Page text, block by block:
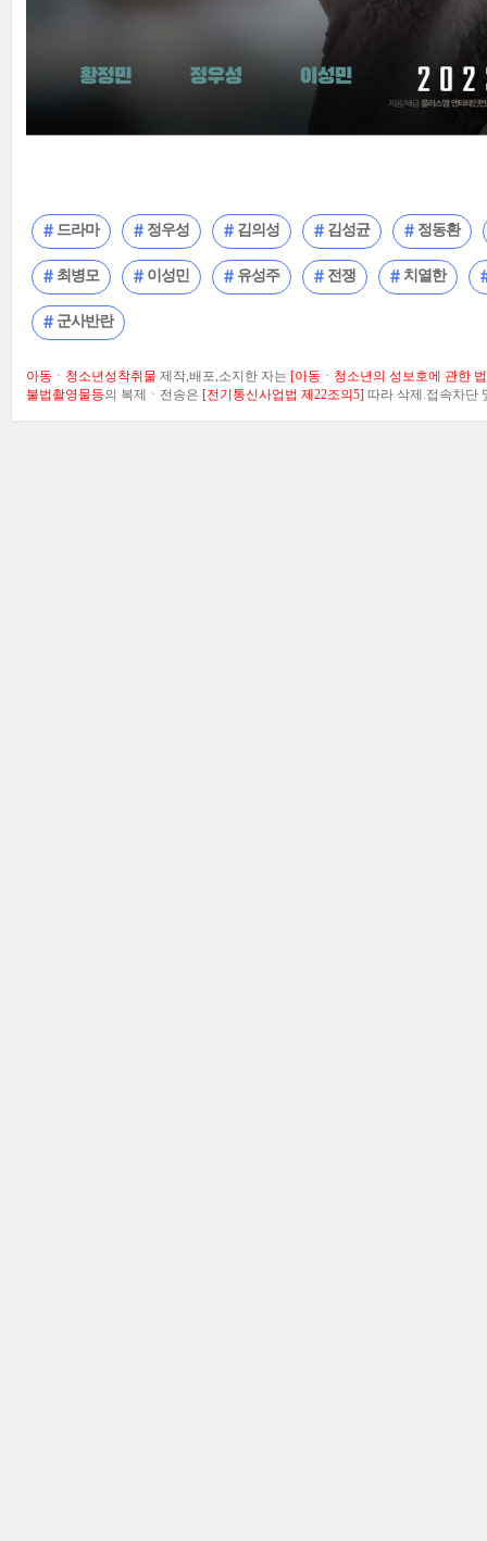
드라마 정우성 김의성 김성균 정동환
최병모 이성민 유성주 전쟁 치열한
군사반란
아동ㆍ청소년성착취물 제작,배포,소지한 자는 [아동ㆍ청소년의 성보호에 관한
불법촬영물등의 복제ㆍ전송은 [전기통신사업법 제22조의5] 따라 삭제.접속차단